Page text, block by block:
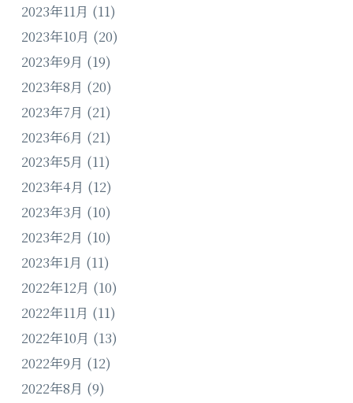
2023年11月 (11)
2023年10月 (20)
2023年9月 (19)
2023年8月 (20)
2023年7月 (21)
2023年6月 (21)
2023年5月 (11)
2023年4月 (12)
2023年3月 (10)
2023年2月 (10)
2023年1月 (11)
2022年12月 (10)
2022年11月 (11)
2022年10月 (13)
2022年9月 (12)
2022年8月 (9)